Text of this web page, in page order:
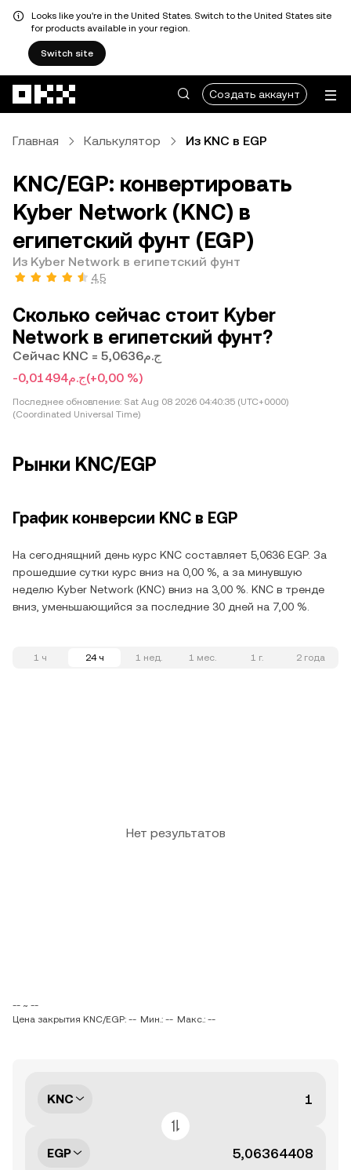
Looks like you're in the United States. Switch to the United States site
for products available in your region.
Switch site
Создать аккаунт
Главная Калькулятор Из KNC в EGP
KNC/EGP: конвертировать
Kyber Network (KNC) в
египетский фунт (EGP)
Из Kyber Network в египетский фунт
4,5
Сколько сейчас стоит Kyber
Network в египетский фунт?
Сейчас KNC = ج.م5,0636
-ج.م0,01494(+0,00 %)
Последнее обновление: Sat Aug 08 2026 04:40:35 (UTC+0000)
(Coordinated Universal Time)
Рынки KNC/EGP
График конверсии KNC в EGP
На сегоднящний день курс KNC составляет 5,0636 EGP. За
прошедшие сутки курс вниз на 0,00 %, а за минувшую
неделю Kyber Network (KNC) вниз на 3,00 %. KNC в тренде
вниз, уменьшающийся за последние 30 дней на 7,00 %.
1 ч 24 ч 1 нед. 1 мес. 1 г. 2 года
Нет результатов
-- ~ --
Цена закрытия KNC/EGP: -- Мин.: -- Макс.: --
KNC
EGP